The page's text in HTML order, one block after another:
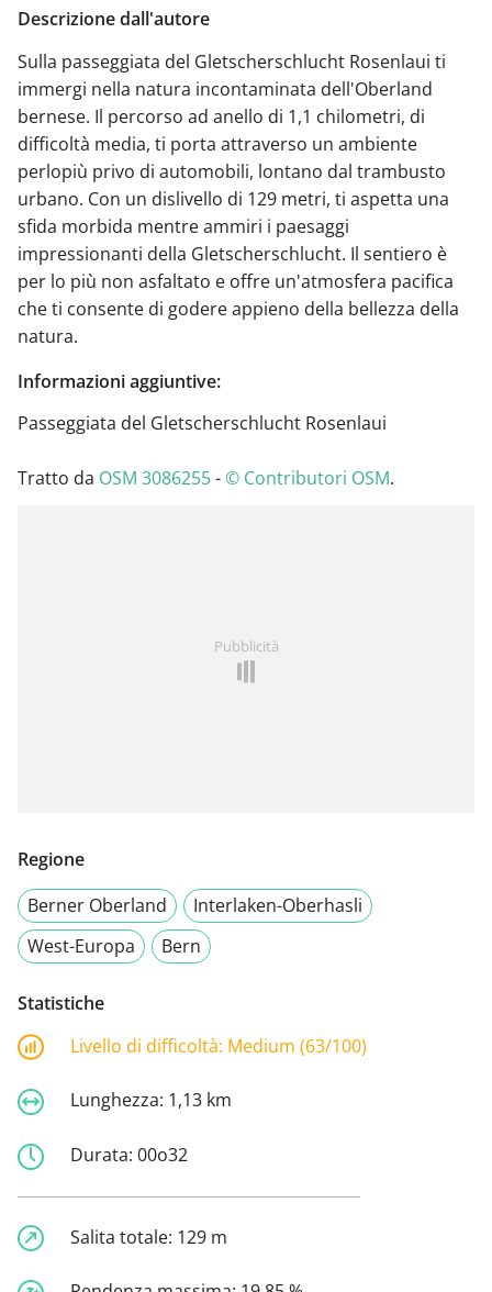
Descrizione dall'autore
Sulla passeggiata del Gletscherschlucht Rosenlaui ti
immergi nella natura incontaminata dell'Oberland
bernese. Il percorso ad anello di 1,1 chilometri, di
difficoltà media, ti porta attraverso un ambiente
perlopiù privo di automobili, lontano dal trambusto
urbano. Con un dislivello di 129 metri, ti aspetta una
sfida morbida mentre ammiri i paesaggi
impressionanti della Gletscherschlucht. Il sentiero è
per lo più non asfaltato e offre un'atmosfera pacifica
che ti consente di godere appieno della bellezza della
natura.
Informazioni aggiuntive:
Passeggiata del Gletscherschlucht Rosenlaui
Tratto da OSM 3086255-© Contributori OSM.
Pubblicità
Regione
Berner Oberland
Interlaken-Oberhasli
West-Europa
Bern
Statistiche
Livello di difficoltà: Medium (63/100)
Lunghezza: 1,13 km
Durata: 00o32
Salita totale: 129 m